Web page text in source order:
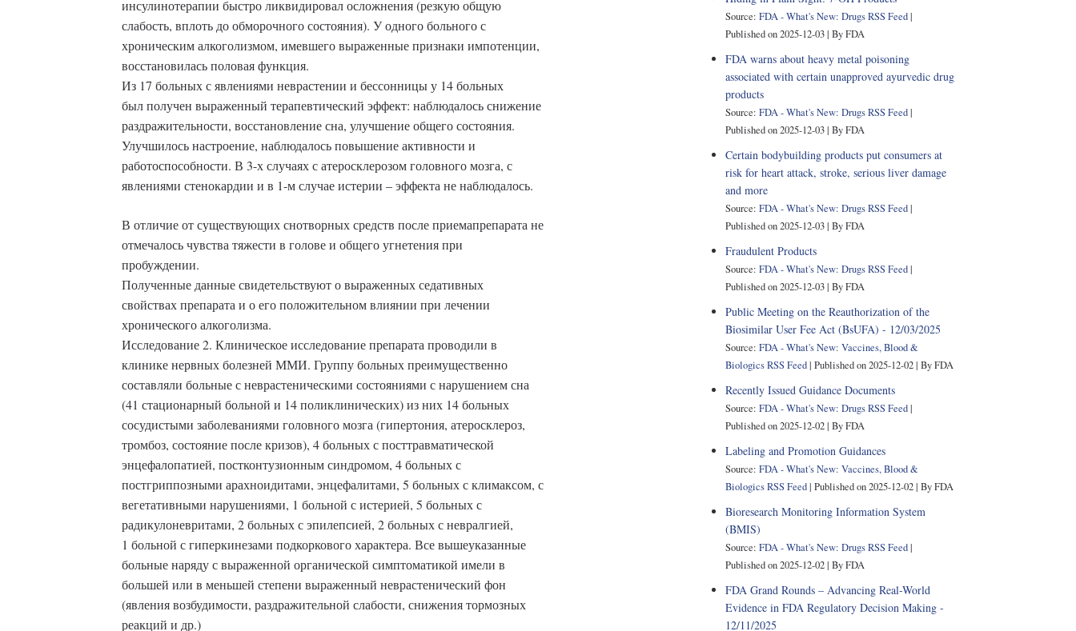
инсулинотерапии быстро ликвидировал осложнения (резкую общую
слабость, вплоть до обморочного состояния). У одного больного с
хроническим алкоголизмом, имевшего выраженные признаки импотенции,
восстановилась половая функция.
Из 17 больных с явлениями неврастении и бессонницы у 14 больных
был получен выраженный терапевтический эффект: наблюдалось снижение
раздражительности, восстановление сна, улучшение общего состояния.
Улучшилось настроение, наблюдалось повышение активности и
работоспособности. В 3-х случаях с атеросклерозом головного мозга, с
явлениями стенокардии и в 1-м случае истерии – эффекта не наблюдалось.
В отличие от существующих снотворных средств после приемапрепарата не
отмечалось чувства тяжести в голове и общего угнетения при
пробуждении.
Полученные данные свидетельствуют о выраженных седативных
свойствах препарата и о его положительном влиянии при лечении
хронического алкоголизма.
Исследование 2. Клиническое исследование препарата проводили в
клинике нервных болезней ММИ. Группу больных преимущественно
составляли больные с неврастеническими состояниями с нарушением сна
(41 стационарный больной и 14 поликлинических) из них 14 больных
сосудистыми заболеваниями головного мозга (гипертония, атеросклероз,
тромбоз, состояние после кризов), 4 больных с посттравматической
энцефалопатией, постконтузионным синдромом, 4 больных с
постгриппозными арахноидитами, энцефалитами, 5 больных с климаксом, с
вегетативными нарушениями, 1 больной с истерией, 5 больных с
радикулоневритами, 2 больных с эпилепсией, 2 больных с невралгией,
1 больной с гиперкинезами подкоркового характера. Все вышеуказанные
больные наряду с выраженной органической симптоматикой имели в
большей или в меньшей степени выраженный неврастенический фон
(явления возбудимости, раздражительной слабости, снижения тормозных
реакций и др.)
Source: FDA - What's New: Drugs RSS Feed
Published on 2025-12-03 By FDA
FDA warns about heavy metal poisoning
associated with certain unapproved ayurvedic drug
products
Source: FDA - What's New: Drugs RSS Feed
Published on 2025-12-03 By FDA
Certain bodybuilding products put consumers at
risk for heart attack, stroke, serious liver damage
and more
Source: FDA - What's New: Drugs RSS Feed
Published on 2025-12-03 By FDA
Fraudulent Products
Source: FDA - What's New: Drugs RSS Feed
Published on 2025-12-03 By FDA
Public Meeting on the Reauthorization of the
Biosimilar User Fee Act (BsUFA) - 12/03/2025
Source: FDA - What's New: Vaccines, Blood &
Biologics RSS Feed Published on 2025-12-02 By FDA
Recently Issued Guidance Documents
Source: FDA - What's New: Drugs RSS Feed
Published on 2025-12-02 By FDA
Labeling and Promotion Guidances
Source: FDA - What's New: Vaccines, Blood &
Biologics RSS Feed Published on 2025-12-02 By FDA
Bioresearch Monitoring Information System
(BMIS)
Source: FDA - What's New: Drugs RSS Feed
Published on 2025-12-02 By FDA
FDA Grand Rounds – Advancing Real-World
Evidence in FDA Regulatory Decision Making -
12/11/2025